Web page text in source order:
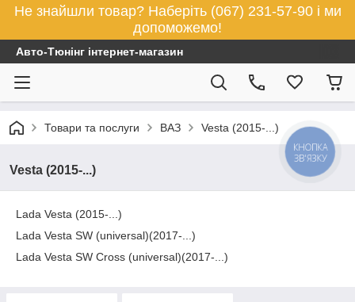
Не знайшли товар? Наберіть (067) 231-57-90 і ми
допоможемо!
Авто-Тюнінг інтернет-магазин
Товари та послуги ВАЗ Vesta (2015-...)
Vesta (2015-...)
Lada Vesta (2015-...)
Lada Vesta SW (universal)(2017-...)
Lada Vesta SW Cross (universal)(2017-...)
КНОПКА
ЗВ'ЯЗКУ